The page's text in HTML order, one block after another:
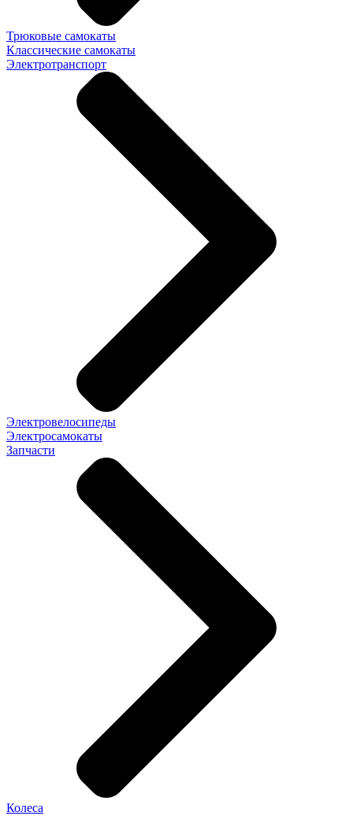
Трюковые самокаты
Классические самокаты
Электротранспорт
Электровелосипеды
Электросамокаты
Запчасти
Колеса